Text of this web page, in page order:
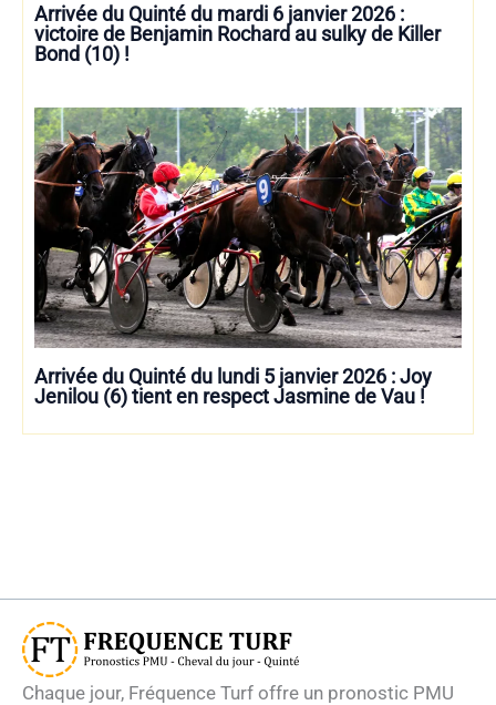
Arrivée du Quinté du mardi 6 janvier 2026 :
victoire de Benjamin Rochard au sulky de Killer
Bond (10) !
Arrivée du Quinté du lundi 5 janvier 2026 : Joy
Jenilou (6) tient en respect Jasmine de Vau !
Chaque jour, Fréquence Turf offre un pronostic PMU